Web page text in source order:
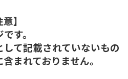
】
す。
て記載されていないもの
まれておりません。